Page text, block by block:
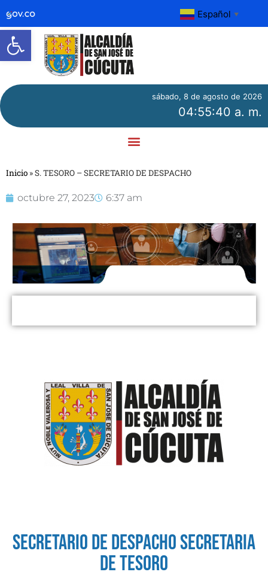
Abrir barra de herramientas
Español ▼
sábado, 8 de agosto de 2026
04:55:40 a. m.
Inicio »S. TESORO – SECRETARIO DE DESPACHO
octubre 27, 2023 6:37 am
secretario de despacho secretaria
de tesoro